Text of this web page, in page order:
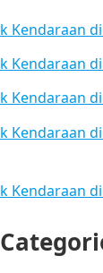
Kendaraan
Kendaraan
Kendaraan
Kendaraan
Kendaraan